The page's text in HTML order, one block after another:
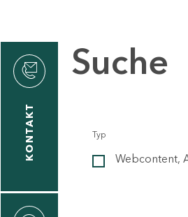
KONTAKT
Suche
Typ
Webcontent,